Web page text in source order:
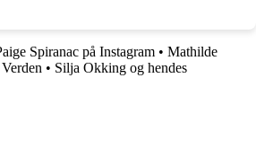
Spiranac på Instagram • Mathilde
• Silja Okking og hendes